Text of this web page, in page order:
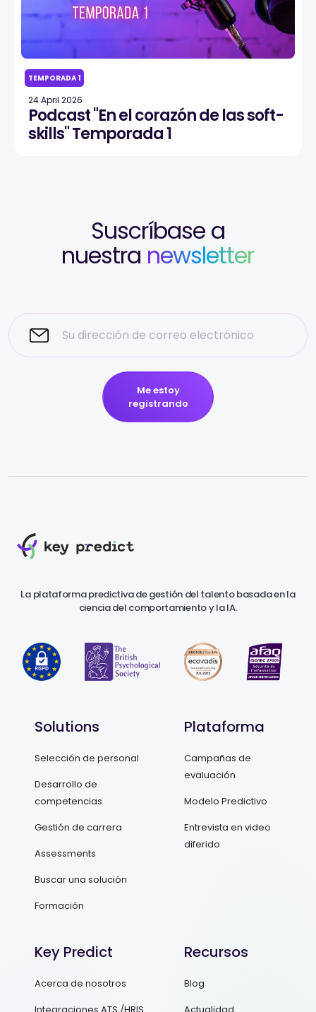
TEMPORADA 1
24 April 2026
Podcast "En el corazón de las soft-
skills" Temporada 1
Suscríbase a
nuestra newsletter
Me estoy
registrando
La plataforma predictiva de gestión del talento basada en la
ciencia del comportamiento y la IA.
Solutions
Selección de personal
Desarrollo de
competencias
Gestión de carrera
Assessments
Buscar una solución
Formación
Plataforma
Campañas de
evaluación
Modelo Predictivo
Entrevista en video
diferido
Key Predict
Acerca de nosotros
Recursos
Blog